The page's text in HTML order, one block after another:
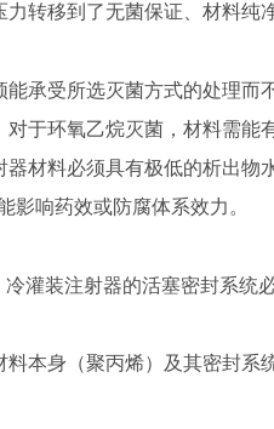
转移到了无菌保证、材料纯
承受所选灭菌方式的处理而
于环氧乙烷灭菌，材料需能
材料必须具有极低的析出物
影响药效或防腐体系效力。
冷灌装注射器的活塞密封系统
本身（聚丙烯）及其密封系